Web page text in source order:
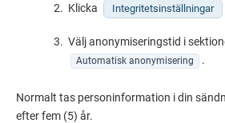
Klicka Integritetsinställningar
Välj anonymiseringstid i
Automatisk anonymisering .
Normalt tas personinformation i din
efter fem (5) år.